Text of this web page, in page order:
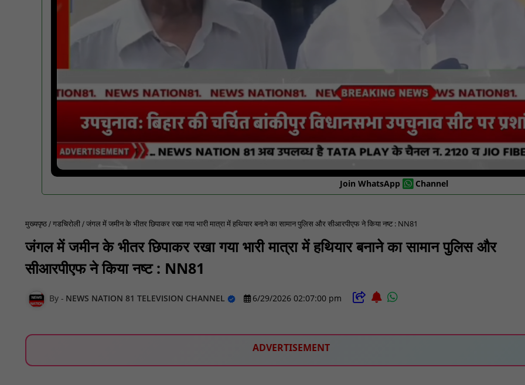
Join WhatsApp Channel
मुख्यपृष्ठ गडचिरोली जंगल में जमीन के भीतर छिपाकर रखा गया भारी मात्रा में हथियार बनाने का सामान पुलिस और सीआरपीएफ ने किया नष्ट : NN81
जंगल में जमीन के भीतर छिपाकर रखा गया भारी मात्रा में हथियार बनाने का सामान पुलिस और
सीआरपीएफ ने किया नष्ट : NN81
NEWS NATION 81 TELEVISION CHANNEL 6/29/2026 02:07:00 pm
ADVERTISEMENT